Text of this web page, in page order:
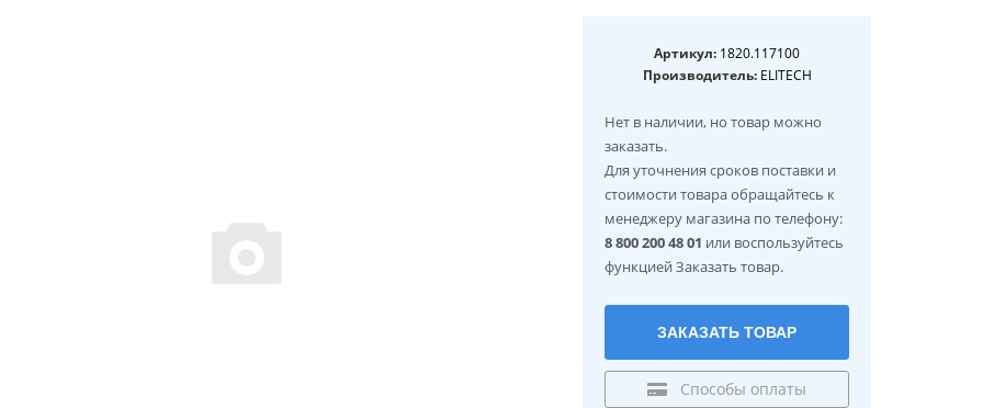
Артикул: 1820.117100
Производитель:ELITECH
Нет в наличии, но товар можно
заказать.
Для уточнения сроков поставки и
стоимости товара обращайтесь к
менеджеру магазина по телефону:
8 800 200 48 01 или воспользуйтесь
функцией Заказать товар.
ЗАКАЗАТЬ ТОВАР
Способы оплаты